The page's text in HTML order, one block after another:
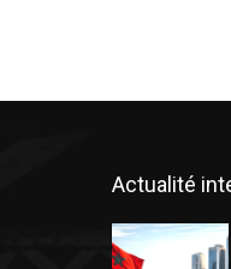
Actualité